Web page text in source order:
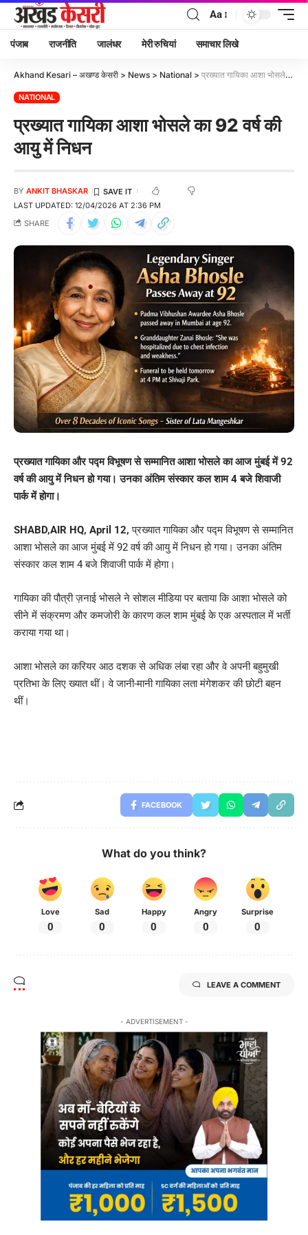
Aa
पंजाब राजनीति जालंधर मेरी रुचियां समाचार लिखे
Akhand Kesari – अखण्ड केसरी > News > National > प्रख्‍यात गायिका आशा भोसले का 92 वर्ष की आयु में निधन
NATIONAL
प्रख्‍यात गायिका आशा भोसले का 92 वर्ष की
आयु में निधन
LAST UPDATED: 12/04/2026 AT 2:36 PM
BY ANKIT BHASKAR
SHARE
प्रख्‍यात गायिका और पद्म विभूषण से सम्मानित आशा भोसले का आज मुंबई में 92
वर्ष की आयु में निधन हो गया। उनका अंतिम संस्कार कल शाम 4 बजे शिवाजी
पार्क में होगा।
SHABD,AIR HQ, April 12, प्रख्‍यात गायिका और पद्म विभूषण से सम्मानित
आशा भोसले का आज मुंबई में 92 वर्ष की आयु में निधन हो गया। उनका अंतिम
संस्कार कल शाम 4 बजे शिवाजी पार्क में होगा।
गायिका की पौत्री ज़नाई भोसले ने सोशल मीडिया पर बताया कि आशा भोसले को
सीने में संक्रमण और कमजोरी के कारण कल शाम मुंबई के एक अस्पताल में भर्ती
कराया गया था।
आशा भोसले का करियर आठ दशक से अधिक लंबा रहा और वे अपनी बहुमुखी
प्रतिभा के लिए ख्यात थीं। वे जानी-मानी गायिका लता मंगेशकर की छोटी बहन
थीं।
FACEBOOK
What do you think?
Love
0
Sad
0
Happy
0
Angry
0
Surprise
0
LEAVE A COMMENT
- ADVERTISEMENT -